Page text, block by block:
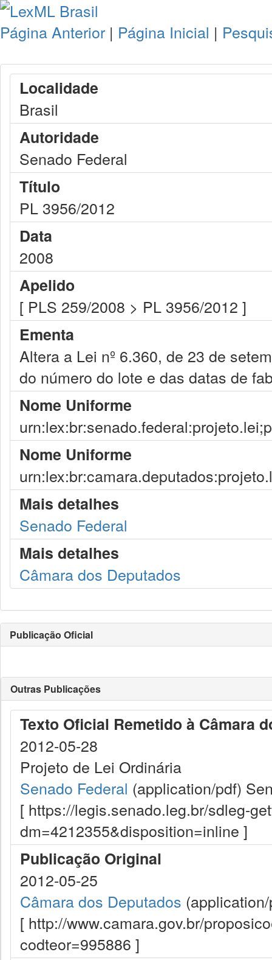
Página Anterior | Página Inicial |
Localidade
Brasil
Autoridade
Senado Federal
Título
PL 3956/2012
Data
2008
Apelido
[ PLS 259/2008 > PL 3956/2012 ]
Ementa
Altera a Lei nº 6.360, de 23 de
do número do lote e das datas de
Nome Uniforme
Nome Uniforme
Mais detalhes
Senado Federal
Mais detalhes
Câmara dos Deputados
Publicação Oficial
Outras Publicações
Texto Oficial Remetido à Câmara
2012-05-28
Projeto de Lei Ordinária
Senado Federal (application/pdf)
[ https://legis.senado.leg.br/sdleg-
dm=4212355&disposition=inline ]
Publicação Original
2012-05-25
Câmara dos Deputados
[ http://www.camara.gov.br/
codteor=995886 ]